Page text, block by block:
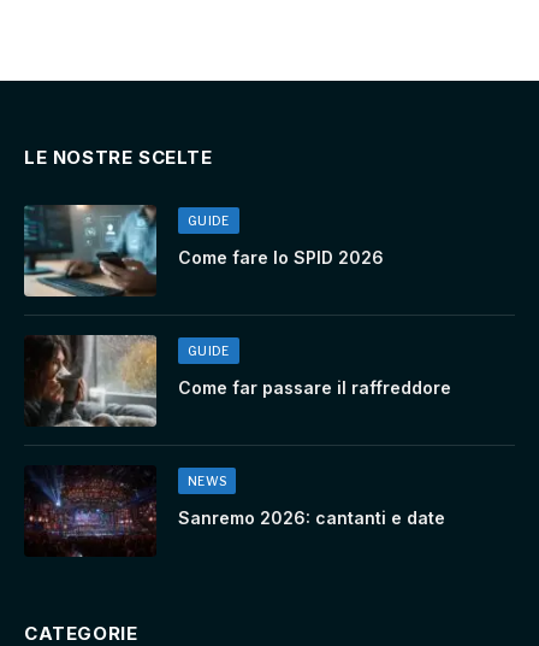
LE NOSTRE SCELTE
GUIDE
Come fare lo SPID 2026
GUIDE
Come far passare il raffreddore
NEWS
Sanremo 2026: cantanti e date
CATEGORIE